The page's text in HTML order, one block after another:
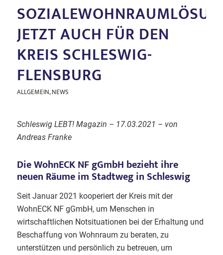
JETZT AUCH FÜR DEN
KREIS SCHLESWIG-
FLENSBURG
ALLGEMEIN,NEWS
Schleswig LEBT! Magazin – 17.03.2021 – von
Andreas Franke
Die WohnECK NF gGmbH bezieht ihre
neuen Räume im Stadtweg in Schleswig
Seit Januar 2021 kooperiert der Kreis mit der
WohnECK NF gGmbH, um Menschen in
wirtschaftlichen Notsituationen bei der Erhaltung und
Beschaffung von Wohnraum zu beraten, zu
unterstützen und persönlich zu betreuen, um